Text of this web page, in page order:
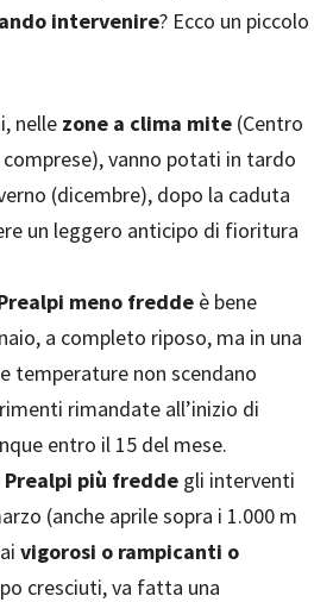
intervenire? Ecco un piccolo
nelle zone a clima mite (Centro
vanno potati in tardo
(dicembre), dopo la caduta
un leggero anticipo di fioritura
meno fredde è bene
a completo riposo, ma in una
temperature non scendano
rimandate all’inizio di
entro il 15 del mese.
Prealpi più fredde gli interventi
(anche aprile sopra i 1.000 m
vigorosi o rampicanti o
cresciuti, va fatta una